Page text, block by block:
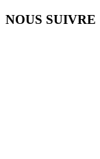
NOUS SUIVRE